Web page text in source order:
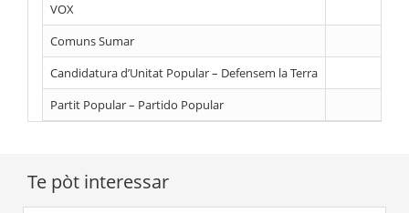
VOX
Comuns Sumar
Candidatura d’Unitat Popular – Defensem la Terra
Partit Popular – Partido Popular
Te pòt interessar